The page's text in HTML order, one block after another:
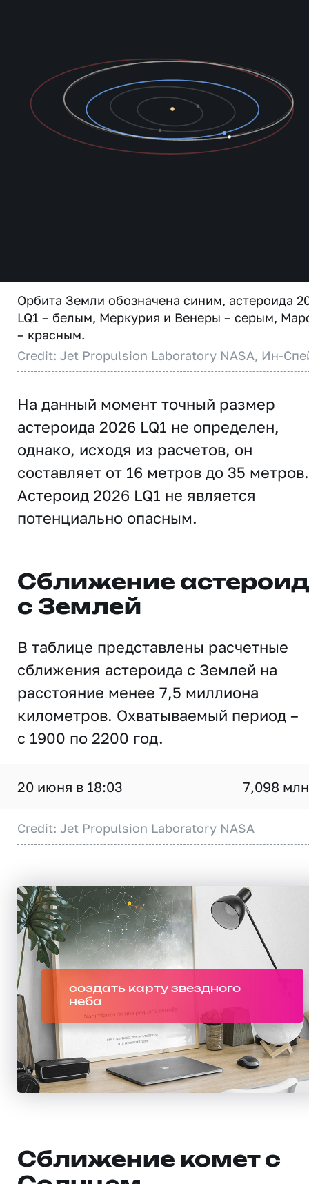
Орбита Земли обозначена синим, астероида
LQ1 – белым, Меркурия и Венеры – серым,
– красным.
Credit: Jet Propulsion Laboratory NASA, Ин-
На данный момент точный размер
астероида 2026 LQ1 не определен,
однако, исходя из расчетов, он
составляет от 16 метров до 35 метров.
Астероид 2026 LQ1 не является
потенциально опасным.
Сближение
с Землей
В таблице представлены расчетные
сближения астероида с Землей на
расстояние менее 7,5 миллиона
километров. Охватываемый период –
с 1900 по 2200 год.
20 июня в 18:03 7,098
Credit: Jet Propulsion Laboratory NASA
создать карту звездного
неба
Сближение комет с